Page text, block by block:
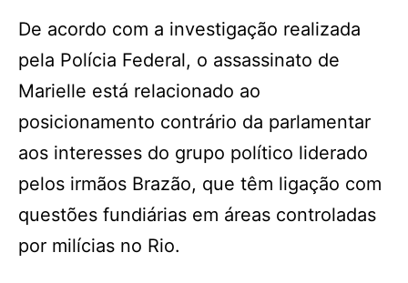
De acordo com a investigação realizada
pela Polícia Federal, o assassinato de
Marielle está relacionado ao
posicionamento contrário da parlamentar
aos interesses do grupo político liderado
pelos irmãos Brazão, que têm ligação com
questões fundiárias em áreas controladas
por milícias no Rio.